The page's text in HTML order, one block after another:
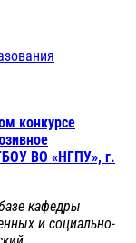
конкурсе
ВО «НГПУ», г.
кафедры
и социально-